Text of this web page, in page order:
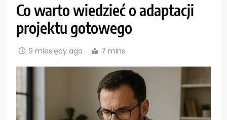
Co warto wiedzieć o adaptacji
projektu gotowego
9 miesięcy ago 7 mins